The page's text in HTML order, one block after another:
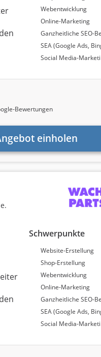
bereit, um einen
folgende Fragen:
sowiederen
zentrales Kriterium bei
fundierten
herangezogen:
und bieten
Webentwicklung
Online-Marketing
Ganzheitliche SEO-
SEA (Google Ads,
Social Media-
Bewertungen
einholen
Schwerpunkte
Website-Erstellung
Shop-Erstellung
Webentwicklung
Online-Marketing
Ganzheitliche SEO-
SEA (Google Ads,
Social Media-